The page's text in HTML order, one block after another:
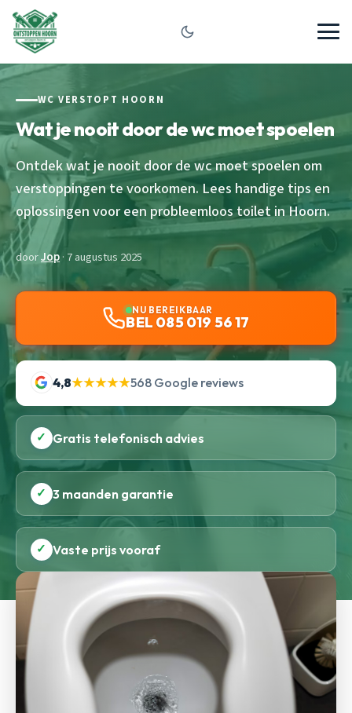
WC VERSTOPT HOORN
Wat je nooit door de wc moet spoelen
Ontdek wat je nooit door de wc moet spoelen om
verstoppingen te voorkomen. Lees handige tips en
oplossingen voor een probleemloos toilet in Hoorn.
doorJop· 7 augustus 2025
NU BEREIKBAAR
BEL 085 019 56 17
4,8★★★★★568 Google reviews
✓ Gratis telefonisch advies
✓ 3 maanden garantie
✓ Vaste prijs vooraf